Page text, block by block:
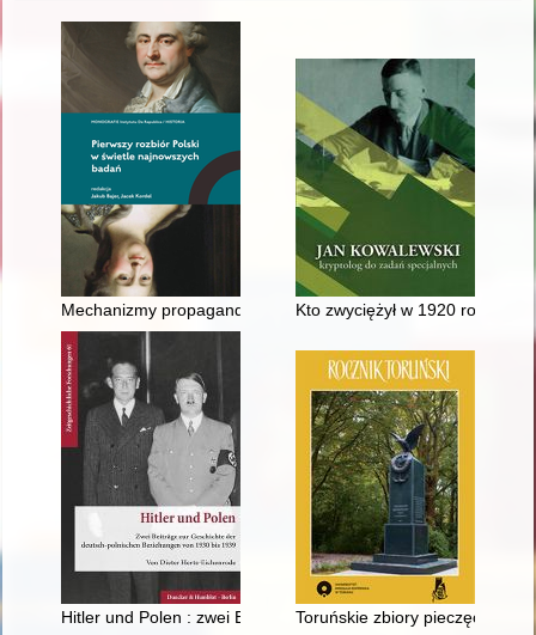
Mechanizmy propagandy rosyjskiej na przykładzie druków
Kto zwyciężył w 1920 roku :
Hitler und Polen : zwei Beiträge zur Geschichte der deutsch-
Toruńskie zbiory pieczęci" -